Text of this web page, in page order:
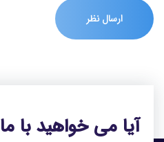
آیا می خواهید با ما